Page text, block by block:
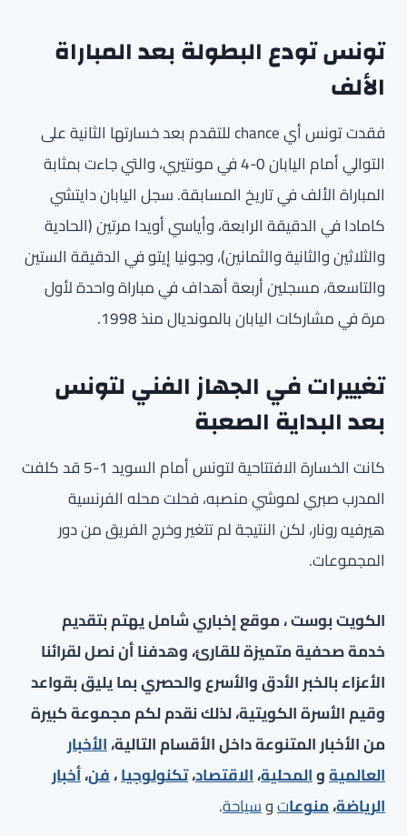
تونس تودع البطولة بعد المباراة
الألف
فقدت تونس أي chance للتقدم بعد خسارتها الثانية على
التوالي أمام اليابان 0-4 في مونتيري، والتي جاءت بمثابة
المباراة الألف في تاريخ المسابقة. سجل اليابان دايتشي
كامادا في الدقيقة الرابعة، وأياسي أويدا مرتين (الحادية
والثلاثين والثانية والثمانين)، وجونيا إيتو في الدقيقة الستين
والتاسعة، مسجلين أربعة أهداف في مباراة واحدة لأول
مرة في مشاركات اليابان بالمونديال منذ 1998.
تغييرات في الجهاز الفني لتونس
بعد البداية الصعبة
كانت الخسارة الافتتاحية لتونس أمام السويد 1-5 قد كلفت
المدرب صبري لموشي منصبه، فحلت محله الفرنسية
هيرفيه رونار، لكن النتيجة لم تتغير وخرج الفريق من دور
المجموعات.
الكويت بوست ، موقع إخباري شامل يهتم بتقديم
خدمة صحفية متميزة للقارئ، وهدفنا أن نصل لقرائنا
الأعزاء بالخبر الأدق والأسرع والحصري بما يليق بقواعد
وقيم الأسرة الكويتية، لذلك نقدم لكم مجموعة كبيرة
من الأخبار المتنوعة داخل الأقسام التالية،الأخبار
العالميةوالمحلية،الاقتصاد،تكنولوجيا،فن،أخبار
الرياضة،منوعاتوسياحة.